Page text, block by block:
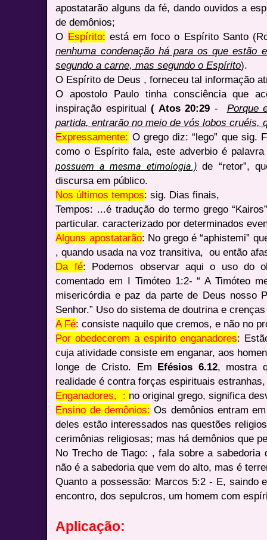
apostatarão alguns da fé, dando ouvidos a
de demônios;
O Espírito: está em foco o Espírito Santo
nenhuma condenação há para os que estão
segundo a carne, mas segundo o Espírito).
O Espírito de Deus , forneceu tal informação
O apostolo Paulo tinha consciência que
inspiração espiritual( Atos 20:29 - Porque
partida, entrarão no meio de vós lobos cruéis,
Expressamente: O grego diz: “lego” que sig.
como o Espírito fala, este adverbio é
possuem a mesma etimologia.) de “retor”,
discursa em público.
Nos últimos tempos: sig. Dias finais,
Tempos: ...é tradução do termo grego
particular. caracterizado por determinados
Alguns apostatarão: No grego é “aphistemi”
, quando usada na voz transitiva, ou então
Da fé: Podemos observar aqui o uso do
comentado em I Timóteo 1:2- “ A Timóteo
misericórdia e paz da parte de Deus nosso
Senhor.” Uso do sistema de doutrina e
A Fé: consiste naquilo que cremos, e não no
Por obedecerem a espirito enganadores:
cuja atividade consiste em enganar, aos
longe de Cristo. Em Efésios 6.12, mostra
realidade é contra forças espirituais
Enganadores, : no original grego, significa
Ensino de demônios: Os demônios entram
deles estão interessados nas questões
cerimônias religiosas; mas há demônios que
No Trecho de Tiago: , fala sobre a sabedoria
não é a sabedoria que vem do alto, mas é
Quanto a possessão: Marcos 5:2 - E, saindo
encontro, dos sepulcros, um homem com
Aplicação: